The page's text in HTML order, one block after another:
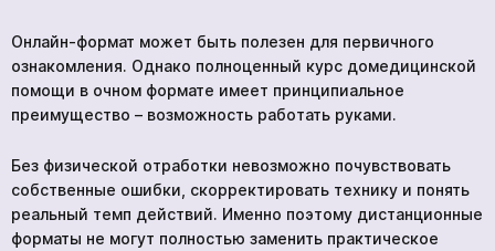
Онлайн-формат может быть полезен для первичного
ознакомления. Однако полноценный курс домедицинской
помощи в очном формате имеет принципиальное
преимущество – возможность работать руками.
Без физической отработки невозможно почувствовать
собственные ошибки, скорректировать технику и понять
реальный темп действий. Именно поэтому дистанционные
форматы не могут полностью заменить практическое